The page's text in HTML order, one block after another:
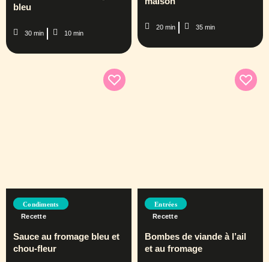
bleu
30 min 10 min
20 min 35 min
Condiments
Recette
Sauce au fromage bleu et
chou-fleur
Entrées
Recette
Bombes de viande à l’ail
et au fromage